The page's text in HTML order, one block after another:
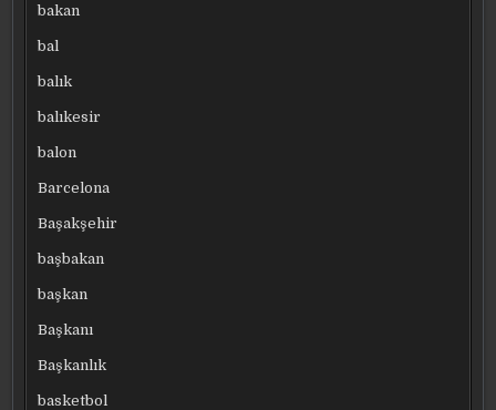
bakan
bal
balık
balıkesir
balon
Barcelona
Başakşehir
başbakan
başkan
Başkanı
Başkanlık
basketbol